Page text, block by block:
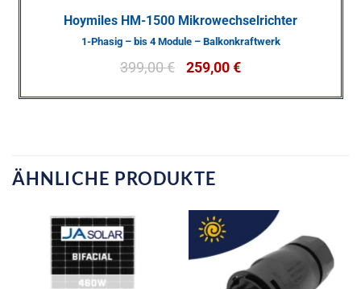
Hoymiles HM-1500 Mikrowechselrichter
1-Phasig – bis 4 Module – Balkonkraftwerk
399,00€ 259,00€
ÄHNLICHE PRODUKTE